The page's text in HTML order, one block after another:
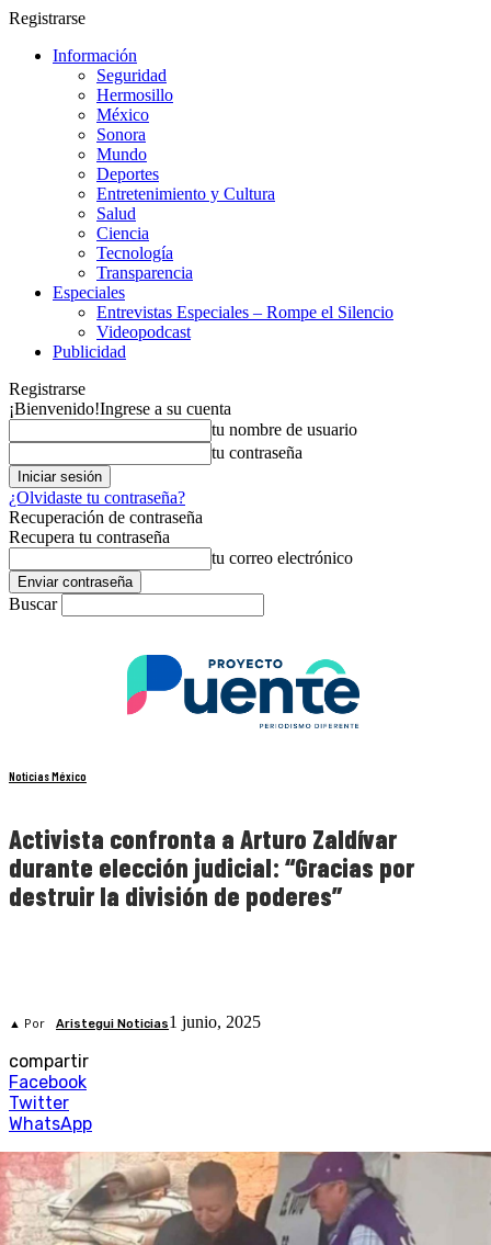
Registrarse
Información
Seguridad
Hermosillo
México
Sonora
Mundo
Deportes
Entretenimiento y Cultura
Salud
Ciencia
Tecnología
Transparencia
Especiales
Entrevistas Especiales – Rompe el Silencio
Videopodcast
Publicidad
Registrarse
¡Bienvenido!Ingrese a su cuenta
tu nombre de usuario
tu contraseña
¿Olvidaste tu contraseña?
Recuperación de contraseña
Recupera tu contraseña
tu correo electrónico
Buscar
Noticias México
Activista confronta a Arturo Zaldívar
durante elección judicial: “Gracias por
destruir la división de poderes”
▲ Por Aristegui Noticias1 junio, 2025
compartir
Facebook
Twitter
WhatsApp